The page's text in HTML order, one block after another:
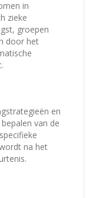
in
zieke
groepen
door het
en
van de
na het